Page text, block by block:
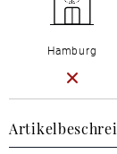
Hamburg